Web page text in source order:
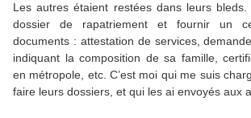
Les autres étaient restées dans leurs
dossier de rapatriement et fournir un
documents : attestation de services,
indiquant la composition de sa famille,
en métropole, etc. C’est moi qui me suis
faire leurs dossiers, et qui les ai envoyés aux